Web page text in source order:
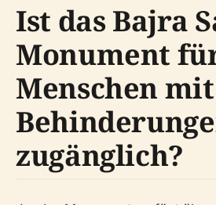
Ist das Bajra
Monument
Menschen mit
zugänglich?